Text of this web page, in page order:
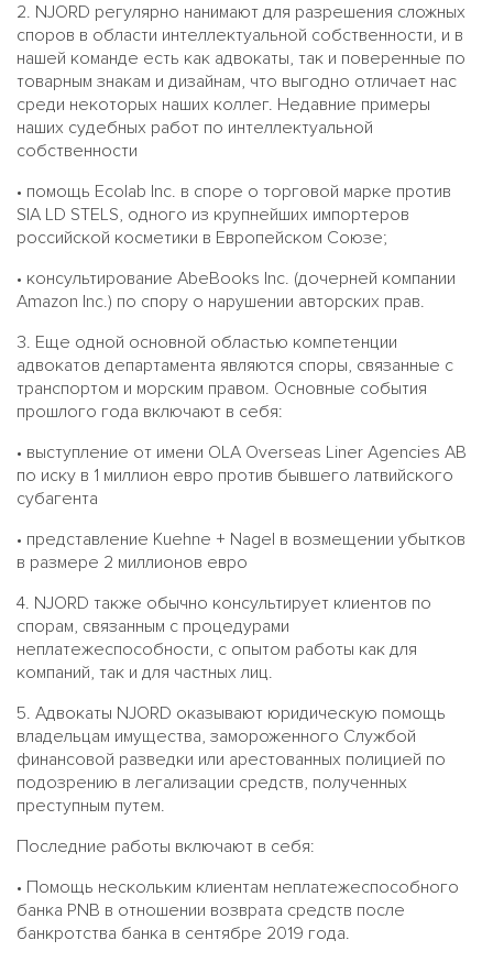
2. NJORD регулярно нанимают для разрешения сложных
споров в области интеллектуальной собственности, и в
нашей команде есть как адвокаты, так и поверенные по
товарным знакам и дизайнам, что выгодно отличает нас
среди некоторых наших коллег. Недавние примеры
наших судебных работ по интеллектуальной
собственности
• помощь Ecolab Inc. в споре о торговой марке против
SIA LD STELS, одного из крупнейших импортеров
российской косметики в Европейском Союзе;
• консультирование AbeBooks Inc. (дочерней компании
Amazon Inc.) по спору о нарушении авторских прав.
3. Еще одной основной областью компетенции
адвокатов департамента являются споры, связанные с
транспортом и морским правом. Основные события
прошлого года включают в себя:
• выступление от имени OLA Overseas Liner Agencies AB
по иску в 1 миллион евро против бывшего латвийского
субагента
• представление Kuehne + Nagel в возмещении убытков
в размере 2 миллионов евро
4. NJORD также обычно консультирует клиентов по
спорам, связанным с процедурами
неплатежеспособности, с опытом работы как для
компаний, так и для частных лиц.
5. Адвокаты NJORD оказывают юридическую помощь
владельцам имущества, замороженного Службой
финансовой разведки или арестованных полицией по
подозрению в легализации средств, полученных
преступным путем.
Последние работы включают в себя:
• Помощь нескольким клиентам неплатежеспособного
банка PNB в отношении возврата средств после
банкротства банка в сентябре 2019 года.